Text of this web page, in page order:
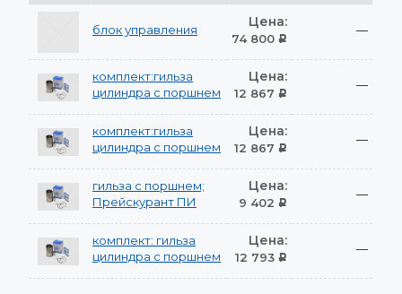
блок управления Цена:
74 800 Р
—
комплект:гильза
цилиндра с поршнем
Цена:
12 867 Р
—
комплект:гильза
цилиндра с поршнем
Цена:
12 867 Р
—
гильза с поршнем;
Прейскурант ПИ
Цена:
9 402 Р
—
комплект: гильза
цилиндра с поршнем
Цена:
12 793 Р
—